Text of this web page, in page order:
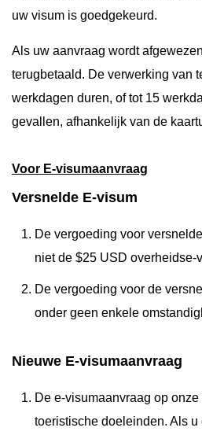
uw visum is goedgekeurd.
Als uw aanvraag wordt
terugbetaald. De verwerking van
werkdagen duren, of tot 15
gevallen, afhankelijk van de
Voor E-visumaanvraag
Versnelde E-visum
De vergoeding voor
niet de $25 USD overheidse-
De vergoeding voor de
onder geen enkele
Nieuwe E-visumaanvraag
De e-visumaanvraag op
toeristische doeleinden. Als